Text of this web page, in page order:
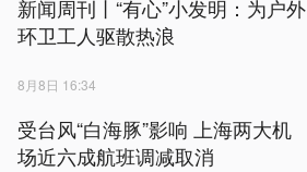
新闻周刊丨“有心”小发明：为户外
环卫工人驱散热浪
8月8日 16:34
受台风“白海豚”影响 上海两大机
场近六成航班调减取消